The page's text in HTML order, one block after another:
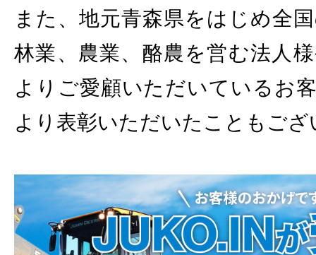
また、地元青森県をはじめ全
林業、農業、酪農を営む法人
よりご愛顧いただいているお
より表彰いただいたこともござ